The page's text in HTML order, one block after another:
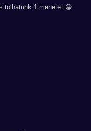
tolhatunk 1 menetet 😀